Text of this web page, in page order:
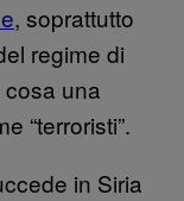
, soprattutto
regime di
una
“terroristi”.
in Siria